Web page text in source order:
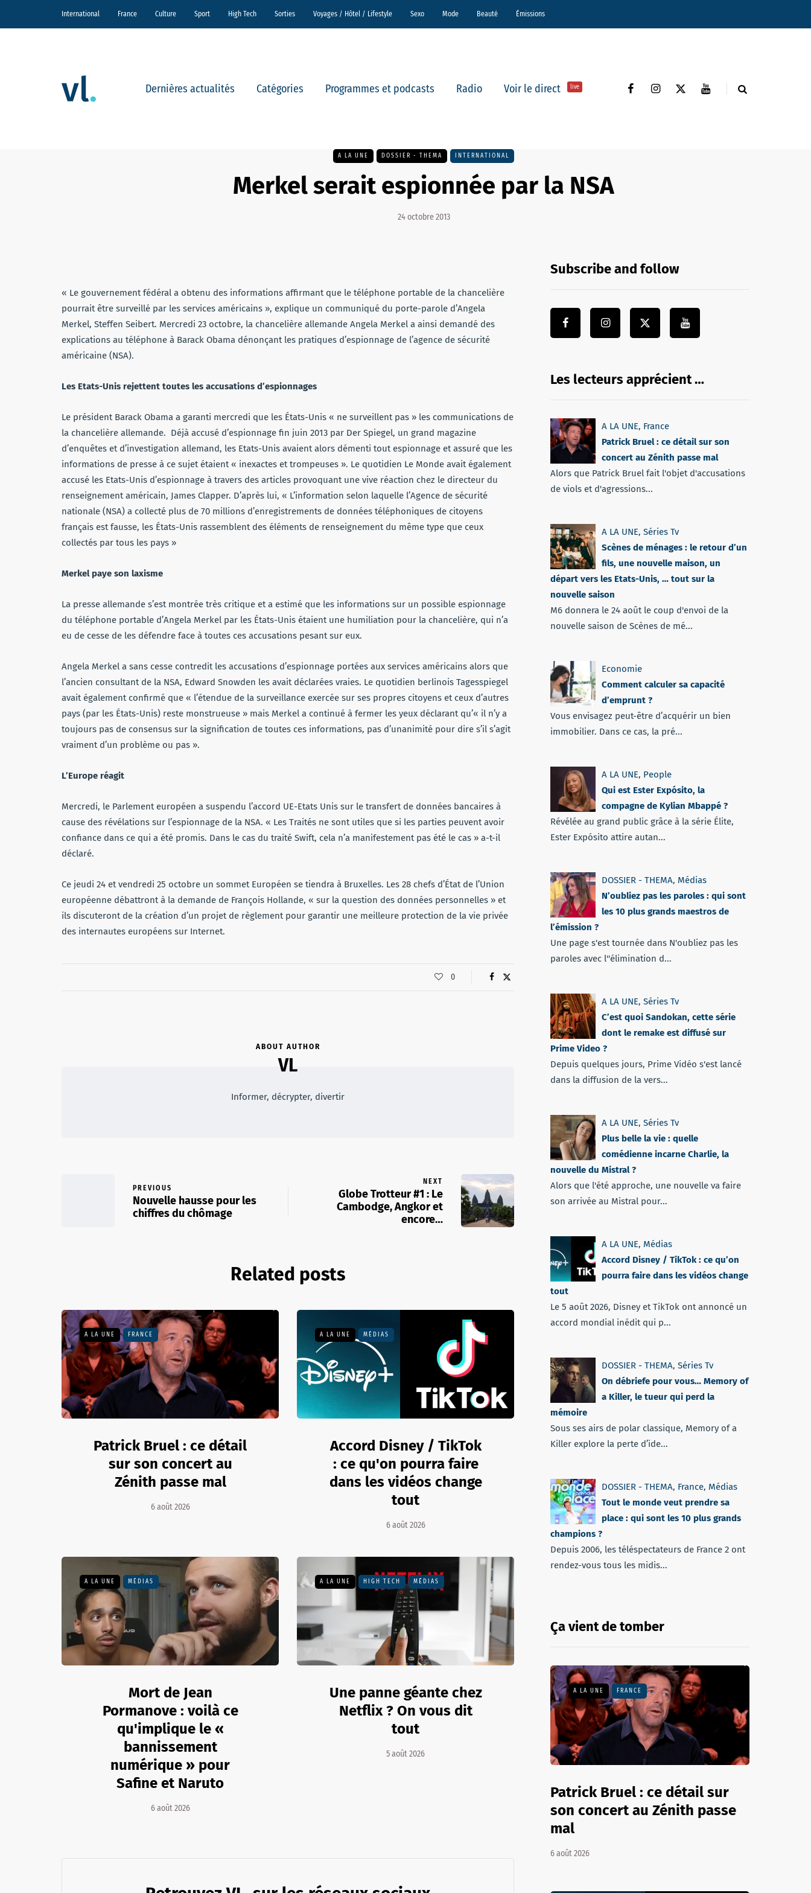
International France Culture Sport High Tech Sorties Voyages / Hôtel / Lifestyle Sexo Mode Beauté Émissions
Dernières actualités Catégories Programmes et podcasts Radio Voir le direct live
A LA UNE DOSSIER - THEMA INTERNATIONAL
Merkel serait espionnée par la NSA
24 octobre 2013
« Le gouvernement fédéral a obtenu des informations affirmant que le téléphone portable de la chancelière
pourrait être surveillé par les services américains », explique un communiqué du porte-parole d’Angela
Merkel, Steffen Seibert. Mercredi 23 octobre, la chancelière allemande Angela Merkel a ainsi demandé des
explications au téléphone à Barack Obama dénonçant les pratiques d’espionnage de l’agence de sécurité
américaine (NSA).
Les Etats-Unis rejettent toutes les accusations d’espionnages
Le président Barack Obama a garanti mercredi que les États-Unis « ne surveillent pas » les communications de
la chancelière allemande. Déjà accusé d’espionnage fin juin 2013 par Der Spiegel, un grand magazine
d’enquêtes et d’investigation allemand, les Etats-Unis avaient alors démenti tout espionnage et assuré que les
informations de presse à ce sujet étaient « inexactes et trompeuses ». Le quotidien Le Monde avait également
accusé les Etats-Unis d’espionnage à travers des articles provoquant une vive réaction chez le directeur du
renseignement américain, James Clapper. D’après lui, « L’information selon laquelle l’Agence de sécurité
nationale (NSA) a collecté plus de 70 millions d’enregistrements de données téléphoniques de citoyens
français est fausse, les États-Unis rassemblent des éléments de renseignement du même type que ceux
collectés par tous les pays »
Merkel paye son laxisme
La presse allemande s’est montrée très critique et a estimé que les informations sur un possible espionnage
du téléphone portable d’Angela Merkel par les États-Unis étaient une humiliation pour la chancelière, qui n’a
eu de cesse de les défendre face à toutes ces accusations pesant sur eux.
Angela Merkel a sans cesse contredit les accusations d’espionnage portées aux services américains alors que
l’ancien consultant de la NSA, Edward Snowden les avait déclarées vraies. Le quotidien berlinois Tagesspiegel
avait également confirmé que « l’étendue de la surveillance exercée sur ses propres citoyens et ceux d’autres
pays (par les États-Unis) reste monstrueuse » mais Merkel a continué à fermer les yeux déclarant qu’« il n’y a
toujours pas de consensus sur la signification de toutes ces informations, pas d’unanimité pour dire s’il s’agit
vraiment d’un problème ou pas ».
L’Europe réagit
Mercredi, le Parlement européen a suspendu l’accord UE-Etats Unis sur le transfert de données bancaires à
cause des révélations sur l’espionnage de la NSA. « Les Traités ne sont utiles que si les parties peuvent avoir
confiance dans ce qui a été promis. Dans le cas du traité Swift, cela n’a manifestement pas été le cas » a-t-il
déclaré.
Ce jeudi 24 et vendredi 25 octobre un sommet Européen se tiendra à Bruxelles. Les 28 chefs d’État de l’Union
européenne débattront à la demande de François Hollande, « sur la question des données personnelles » et
ils discuteront de la création d’un projet de règlement pour garantir une meilleure protection de la vie privée
des internautes européens sur Internet.
0
ABOUT AUTHOR
VL
Informer, décrypter, divertir
PREVIOUS
Nouvelle hausse pour les
chiffres du chômage
NEXT
Globe Trotteur #1 : Le
Cambodge, Angkor et
encore…
Related posts
A LA UNE FRANCE
Patrick Bruel : ce détail
sur son concert au
Zénith passe mal
6 août 2026
A LA UNE MÉDIAS
Accord Disney / TikTok
: ce qu'on pourra faire
dans les vidéos change
tout
6 août 2026
A LA UNE MÉDIAS
Mort de Jean
Pormanove : voilà ce
qu'implique le «
bannissement
numérique » pour
Safine et Naruto
6 août 2026
A LA UNE HIGH TECH MÉDIAS
Une panne géante chez
Netflix ? On vous dit
tout
5 août 2026
Subscribe and follow
Les lecteurs apprécient …
A LA UNE, France
Patrick Bruel : ce détail sur son
concert au Zénith passe mal
Alors que Patrick Bruel fait l'objet d'accusations
de viols et d'agressions...
A LA UNE, Séries Tv
Scènes de ménages : le retour d’un
fils, une nouvelle maison, un
départ vers les Etats-Unis, … tout sur la
nouvelle saison
M6 donnera le 24 août le coup d'envoi de la
nouvelle saison de Scènes de mé...
Economie
Comment calculer sa capacité
d’emprunt ?
Vous envisagez peut-être d’acquérir un bien
immobilier. Dans ce cas, la pré...
A LA UNE, People
Qui est Ester Expósito, la
compagne de Kylian Mbappé ?
Révélée au grand public grâce à la série Élite,
Ester Expósito attire autan...
DOSSIER - THEMA, Médias
N’oubliez pas les paroles : qui sont
les 10 plus grands maestros de
l’émission ?
Une page s'est tournée dans N'oubliez pas les
paroles avec l''élimination d...
A LA UNE, Séries Tv
C’est quoi Sandokan, cette série
dont le remake est diffusé sur
Prime Video ?
Depuis quelques jours, Prime Vidéo s'est lancé
dans la diffusion de la vers...
A LA UNE, Séries Tv
Plus belle la vie : quelle
comédienne incarne Charlie, la
nouvelle du Mistral ?
Alors que l'été approche, une nouvelle va faire
son arrivée au Mistral pour...
A LA UNE, Médias
Accord Disney / TikTok : ce qu’on
pourra faire dans les vidéos change
tout
Le 5 août 2026, Disney et TikTok ont annoncé un
accord mondial inédit qui p...
DOSSIER - THEMA, Séries Tv
On débriefe pour vous… Memory of
a Killer, le tueur qui perd la
mémoire
Sous ses airs de polar classique, Memory of a
Killer explore la perte d’ide...
DOSSIER - THEMA, France, Médias
Tout le monde veut prendre sa
place : qui sont les 10 plus grands
champions ?
Depuis 2006, les téléspectateurs de France 2 ont
rendez-vous tous les midis...
Ça vient de tomber
A LA UNE FRANCE
Patrick Bruel : ce détail sur
son concert au Zénith passe
mal
6 août 2026